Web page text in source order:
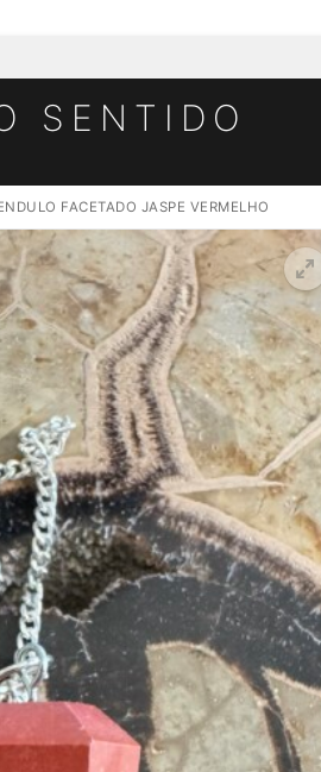
SENTIDO
FACETADO JASPE VERMELHO